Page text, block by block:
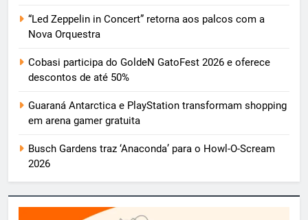
“Led Zeppelin in Concert” retorna aos palcos com a
Nova Orquestra
Cobasi participa do GoldeN GatoFest 2026 e oferece
descontos de até 50%
Guaraná Antarctica e PlayStation transformam shopping
em arena gamer gratuita
Busch Gardens traz ‘Anaconda’ para o Howl-O-Scream
2026